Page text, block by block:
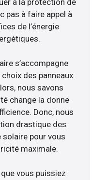
à la protection de
pas à faire appel à
de l’énergie
s’accompagne
des panneaux
nous savons
change la donne
Donc, nous
drastique des
pour vous
maximale.
vous puissiez